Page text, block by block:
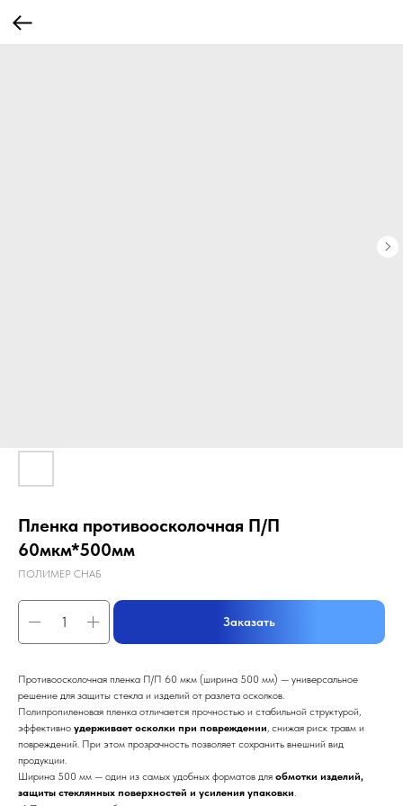
Пленка противоосколочная П/П
60мкм*500мм
ПОЛИМЕР СНАБ
Заказать
Противоосколочная пленка П/П 60 мкм (ширина 500 мм) — универсальное
решение для защиты стекла и изделий от разлета осколков.
Полипропиленовая пленка отличается прочностью и стабильной структурой,
эффективно удерживает осколки при повреждении, снижая риск травм и
повреждений. При этом прозрачность позволяет сохранить внешний вид
продукции.
Ширина 500 мм — один из самых удобных форматов для обмотки изделий,
защиты стеклянных поверхностей и усиления упаковки.